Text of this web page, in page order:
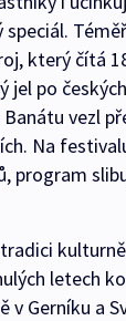
který čítá
jel po
vezl
Na
program
letech
v Gerníku a